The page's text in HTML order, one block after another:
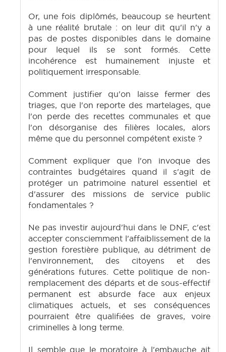
Or, une fois diplômés, beaucoup se heurtent
à une réalité brutale : on leur dit qu'il n'y a
pas de postes disponibles dans le domaine
pour lequel ils se sont formés. Cette
incohérence est humainement injuste et
politiquement irresponsable.
Comment justifier qu'on laisse fermer des
triages, que l'on reporte des martelages, que
l'on perde des recettes communales et que
l'on désorganise des filières locales, alors
même que du personnel compétent existe ?
Comment expliquer que l'on invoque des
contraintes budgétaires quand il s'agit de
protéger un patrimoine naturel essentiel et
d'assurer des missions de service public
fondamentales ?
Ne pas investir aujourd'hui dans le DNF, c'est
accepter consciemment l'affaiblissement de la
gestion forestière publique, au détriment de
l'environnement, des citoyens et des
générations futures. Cette politique de non-
remplacement des départs et de sous-effectif
permanent est absurde face aux enjeux
climatiques actuels, et ses conséquences
pourraient être qualifiées de graves, voire
criminelles à long terme.
Il semble que le moratoire à l'embauche ait